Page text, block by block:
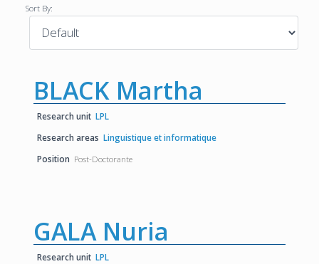
Sort By:
BLACK Martha
Research unit LPL
Research areas Linguistique et informatique
Position Post-Doctorante
GALA Nuria
Research unit LPL